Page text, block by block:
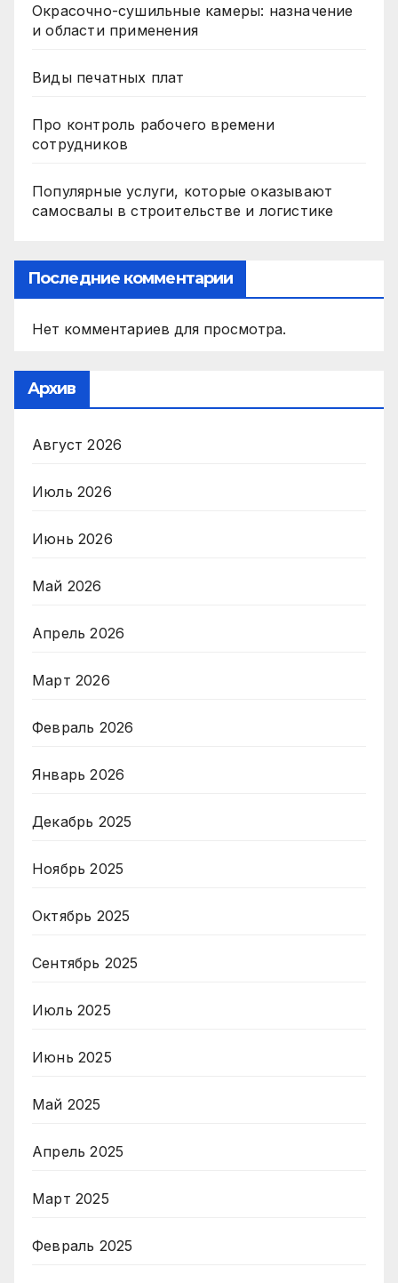
Окрасочно-сушильные камеры: назначение
и области применения
Виды печатных плат
Про контроль рабочего времени
сотрудников
Популярные услуги, которые оказывают
самосвалы в строительстве и логистике
Последние комментарии
Нет комментариев для просмотра.
Архив
Август 2026
Июль 2026
Июнь 2026
Май 2026
Апрель 2026
Март 2026
Февраль 2026
Январь 2026
Декабрь 2025
Ноябрь 2025
Октябрь 2025
Сентябрь 2025
Июль 2025
Июнь 2025
Май 2025
Апрель 2025
Март 2025
Февраль 2025